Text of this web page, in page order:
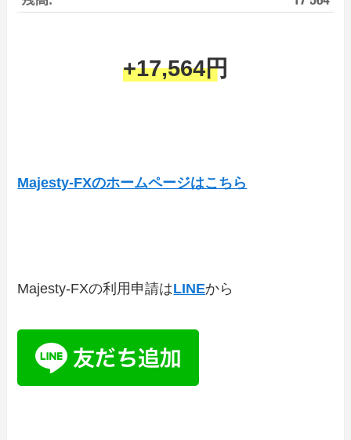
+17,564円
Majesty-FXのホームページはこちら
Majesty-FXの利用申請はLINEから